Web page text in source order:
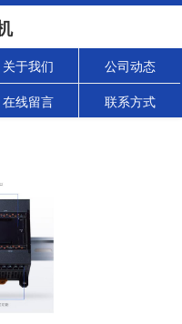
关于我们 公司动态
在线留言 联系方式